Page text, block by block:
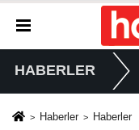
HABERLER
Haberler Haberler